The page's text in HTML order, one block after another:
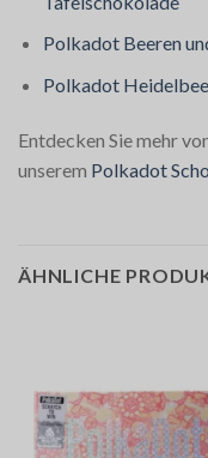
Polkadot Beeren
Polkadot
Entdecken Sie mehr
unserem Polkadot
ÄHNLICHE